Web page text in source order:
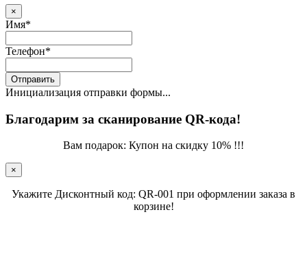
×
Имя*
Телефон*
Отправить
Инициализация отправки формы...
Благодарим за сканирование QR-кода!
Вам подарок: Купон на скидку 10% !!!
×
Укажите Дисконтный код: QR-001 при оформлении заказа в
корзине!